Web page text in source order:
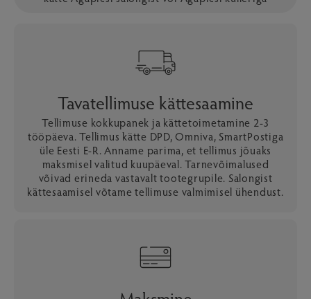
Tavatellimuse kättesaamine
Tellimuse kokkupanek ja kättetoimetamine 2-3
tööpäeva. Tellimus kätte DPD, Omniva, SmartPostiga
üle Eesti E-R. Anname parima, et tellimus jõuaks
maksmisel valitud kuupäeval. Tarnevõimalused
võivad erineda vastavalt tootegrupile. Salongist
kättesaamisel võtame tellimuse valmimisel ühendust.